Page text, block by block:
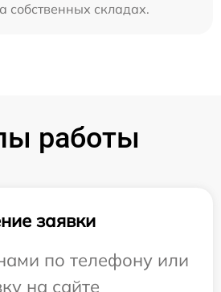
собственных складах.
работы
заявки
по телефону или
на сайте